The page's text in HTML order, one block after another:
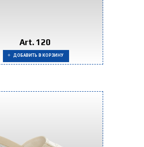
Art. 120
ДОБАВИТЬ В КОРЗИНУ